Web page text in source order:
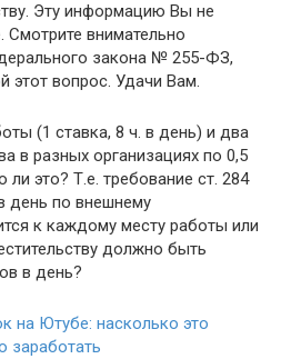
Эту информацию Вы не
Смотрите внимательно
закона № 255-ФЗ,
этот вопрос. Удачи Вам.
(1 ставка, 8 ч. в день) и два
в разных организациях по 0,5
ли это? Т.е. требование ст. 284
день по внешнему
к каждому месту работы или
должно быть
в день?
на Ютубе: насколько это
заработать